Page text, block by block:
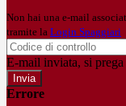
Non hai una e-mail
tramite la Login Spaggiari
E-mail inviata, si
Errore